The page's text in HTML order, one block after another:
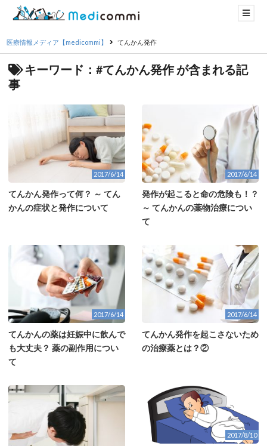
医療情報メディア【medicommi】 てんかん発作
キーワード：#てんかん発作 が含まれる記
事
2017/6/14
てんかん発作って何？ ～ てん
かんの症状と発作について
2017/6/14
発作が起こると命の危険も！？
～ てんかんの薬物治療につい
て
2017/6/14
てんかんの薬は妊娠中に飲んで
も大丈夫？ 薬の副作用につい
て
2017/6/14
てんかん発作を起こさないため
の治療薬とは？②
2017/8/10